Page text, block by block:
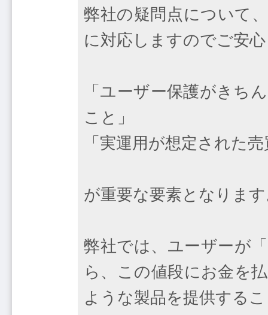
弊社の疑問点について
に対応しますのでご安
「ユーザー保護がきち
こと」
「実運用が想定された
が重要な要素となりま
弊社では、ユーザーが
ら、この値段にお金を
ような製品を提供する